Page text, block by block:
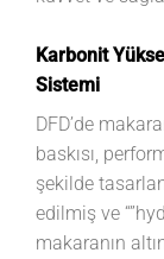
Karbonit
Sistemi
DFD’de
baskısı,
şekilde
edilmiş ve
makaranın